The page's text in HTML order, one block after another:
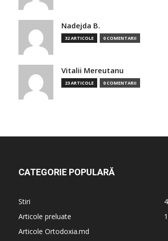
Nadejda B.
32 ARTICOLE 0 COMENTARII
Vitalii Mereutanu
23 ARTICOLE 0 COMENTARII
CATEGORIE POPULARĂ
Stiri
Articole preluate
Articole Ortodoxia.md